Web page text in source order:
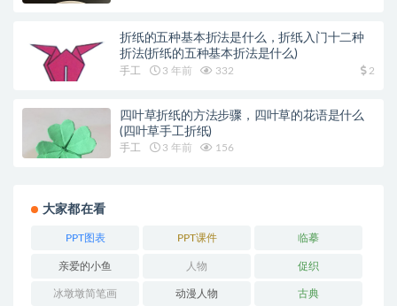
折纸的五种基本折法是什么，折纸入门十二种
折法(折纸的五种基本折法是什么)
手工 3 年前 332 2
四叶草折纸的方法步骤，四叶草的花语是什么
(四叶草手工折纸)
手工 3 年前 156
大家都在看
PPT图表 PPT课件 临摹
亲爱的小鱼 人物 促织
冰墩墩简笔画 动漫人物 古典